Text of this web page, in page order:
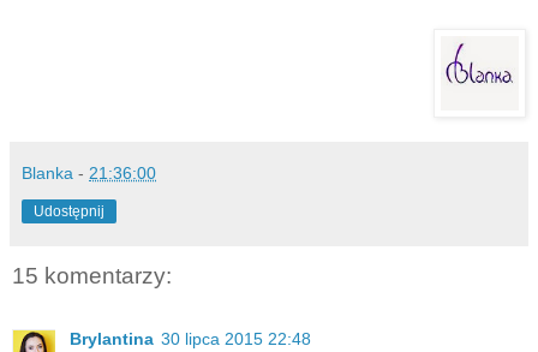
Blanka - 21:36:00
Udostępnij
15 komentarzy:
Brylantina 30 lipca 2015 22:48